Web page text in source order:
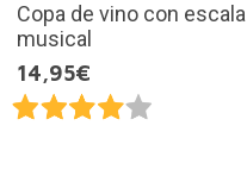
Copa de vino con escala
musical
14,95€